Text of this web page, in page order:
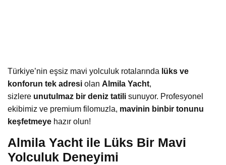
Türkiye’nin eşsiz mavi yolculuk rotalarında lüks ve
konforun tek adresi olan Almila Yacht,
sizlere unutulmaz bir deniz tatili sunuyor. Profesyonel
ekibimiz ve premium filomuzla, mavinin binbir tonunu
keşfetmeye hazır olun!
Almila Yacht ile Lüks Bir Mavi
Yolculuk Deneyimi